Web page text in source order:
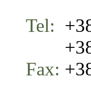
Tel:
+387
Fax: